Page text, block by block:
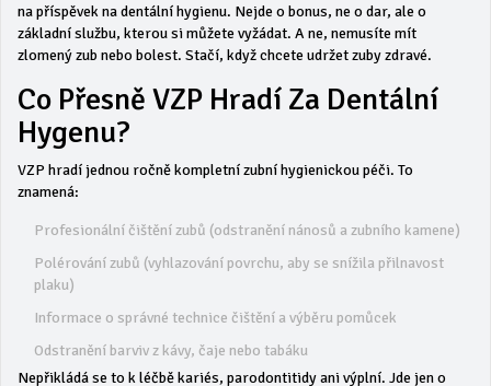
na příspěvek na dentální hygienu. Nejde o bonus, ne o dar, ale o
základní službu, kterou si můžete vyžádat. A ne, nemusíte mít
zlomený zub nebo bolest. Stačí, když chcete udržet zuby zdravé.
Co Přesně VZP Hradí Za Dentální
Hygenu?
VZP hradí jednou ročně kompletní zubní hygienickou péči. To
znamená:
Profesionální čištění zubů (odstranění nánosů a zubního kamene)
Polérování zubů (vyhlazování povrchu, aby se snížila přilnavost
plaku)
Informace o správné technice čištění a výběru pomůcek
Odstranění barviv z kávy, čaje nebo tabáku
Nepřikládá se to k léčbě kariés, parodontitidy ani výplní. Jde jen o